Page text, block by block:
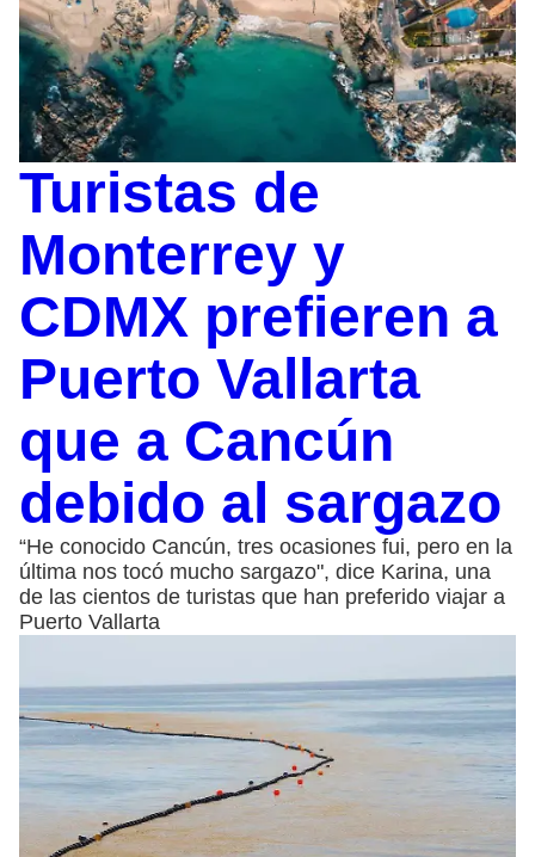
Turistas de
Monterrey y
CDMX prefieren a
Puerto Vallarta
que a Cancún
debido al sargazo
“He conocido Cancún, tres ocasiones fui, pero en la
última nos tocó mucho sargazo", dice Karina, una
de las cientos de turistas que han preferido viajar a
Puerto Vallarta